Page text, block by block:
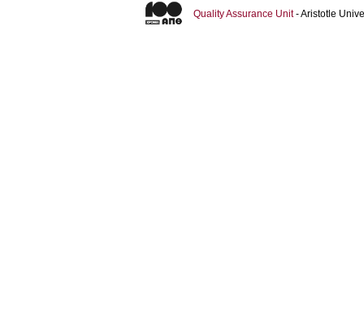
Quality Assurance Unit- Aristotle